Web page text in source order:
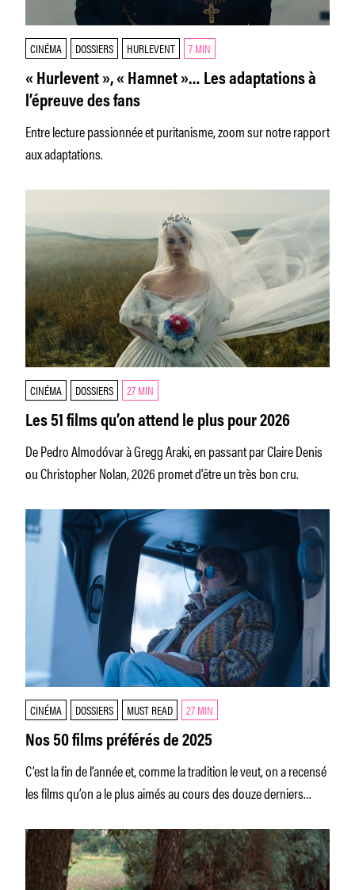
CINÉMA DOSSIERS HURLEVENT 7 MIN
« Hurlevent », « Hamnet »… Les adaptations à
l’épreuve des fans
Entre lecture passionnée et puritanisme, zoom sur notre rapport
aux adaptations.
CINÉMA DOSSIERS 27 MIN
Les 51 films qu’on attend le plus pour 2026
De Pedro Almodóvar à Gregg Araki, en passant par Claire Denis
ou Christopher Nolan, 2026 promet d'être un très bon cru.
CINÉMA DOSSIERS MUST READ 27 MIN
Nos 50 films préférés de 2025
C’est la fin de l’année et, comme la tradition le veut, on a recensé
les films qu’on a le plus aimés au cours des douze derniers